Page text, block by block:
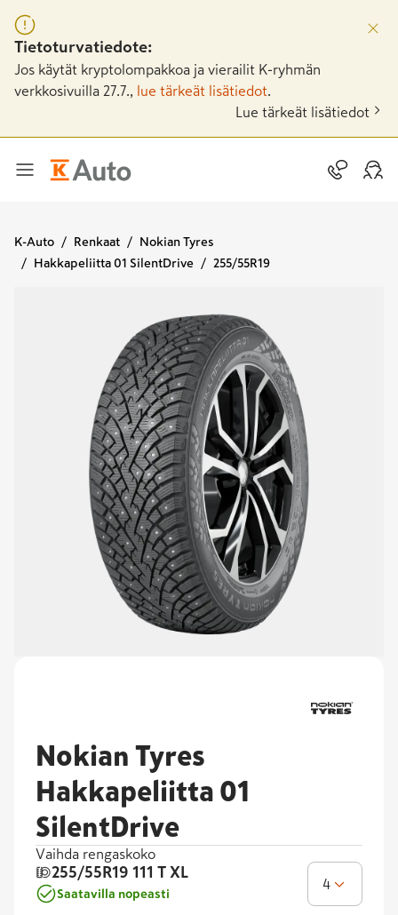
Tietoturvatiedote:
Jos käytät kryptolompakkoa ja vierailit K-ryhmän
verkkosivuilla 27.7.,
lue tärkeät lisätiedot
Lue tärkeät lisätiedot
K-Auto Renkaat
Nokian Tyres
Hakkapeliitta 01 SilentDrive
255/55R19
Nokian Tyres
Hakkapeliitta 01
SilentDrive
Vaihda rengaskoko
255/55R19 111 T XL
Saatavilla nopeasti
4